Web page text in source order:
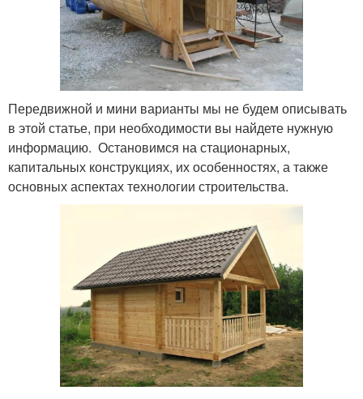
Передвижной и мини варианты мы не будем описывать
в этой статье, при необходимости вы найдете нужную
информацию. Остановимся на стационарных,
капитальных конструкциях, их особенностях, а также
основных аспектах технологии строительства.